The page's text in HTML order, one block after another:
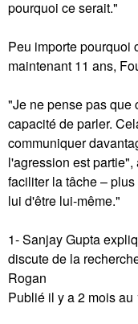
pourquoi ce serait."
Peu importe pourquoi
maintenant 11 ans,
"Je ne pense pas que
capacité de parler.
communiquer
l'agression est
faciliter la tâche –
lui d'être lui-même."
1- Sanjay Gupta
discute de la
Rogan
Publié il y a 2 mois